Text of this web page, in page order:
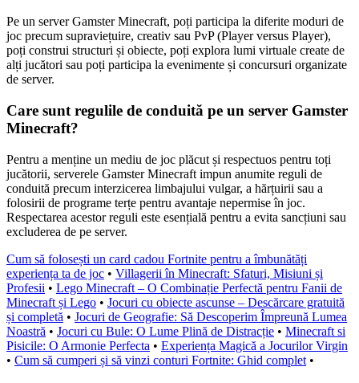
Pe un server Gamster Minecraft, poți participa la diferite moduri de
joc precum supraviețuire, creativ sau PvP (Player versus Player),
poți construi structuri și obiecte, poți explora lumi virtuale create de
alți jucători sau poți participa la evenimente și concursuri organizate
de server.
Care sunt regulile de conduită pe un server Gamster
Minecraft?
Pentru a menține un mediu de joc plăcut și respectuos pentru toți
jucătorii, serverele Gamster Minecraft impun anumite reguli de
conduită precum interzicerea limbajului vulgar, a hărțuirii sau a
folosirii de programe terțe pentru avantaje nepermise în joc.
Respectarea acestor reguli este esențială pentru a evita sancțiuni sau
excluderea de pe server.
Cum să folosești un card cadou Fortnite pentru a îmbunătăți
experiența ta de joc • Villagerii în Minecraft: Sfaturi, Misiuni și
Profesii • Lego Minecraft – O Combinație Perfectă pentru Fanii de
Minecraft și Lego • Jocuri cu obiecte ascunse – Descărcare gratuită
și completă • Jocuri de Geografie: Să Descoperim Împreună Lumea
Noastră • Jocuri cu Bule: O Lume Plină de Distracție • Minecraft si
Pisicile: O Armonie Perfecta • Experiența Magică a Jocurilor Virgin
• Cum să cumperi și să vinzi conturi Fortnite: Ghid complet •